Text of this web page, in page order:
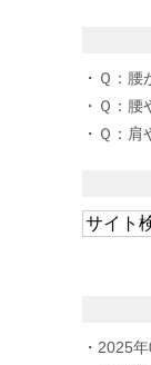
Ｑ：腰
Ｑ：腰
Ｑ：肩
2025年